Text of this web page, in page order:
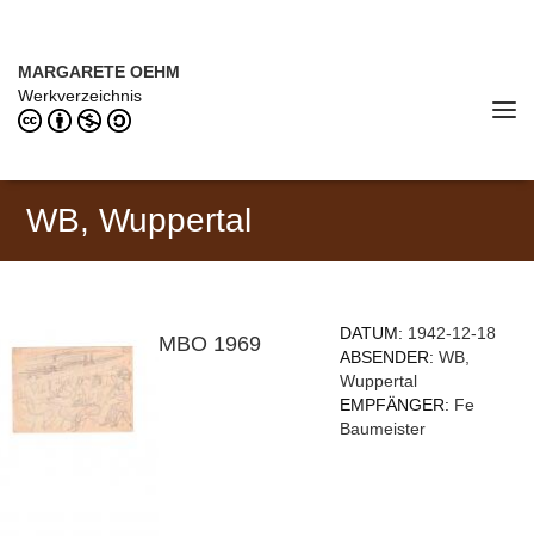
MARGARETE OEHM
Werkverzeichnis
WB, Wuppertal
MBO 1969 DATUM: 1942-12-18
ABSENDER:WB,
Wuppertal
EMPFÄNGER: Fe
Baumeister